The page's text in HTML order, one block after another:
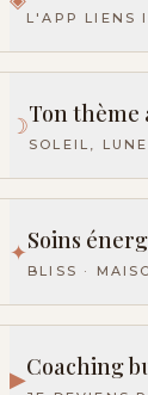
L'APP LIENS
☽Ton
SOLEIL,
✦Soins
BLISS ·
▶Coaching